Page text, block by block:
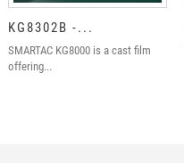
KG8302B -...
SMARTAC KG8000 is a cast film
offering...